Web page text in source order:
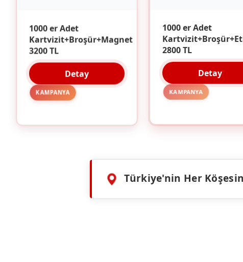
1000 er Adet
Kartvizit+Broşür+Magnet
3200 TL
Detay
KAMPANYA
1000 er Adet
2800 TL
Detay
KAMPANYA
Türkiye'nin Her